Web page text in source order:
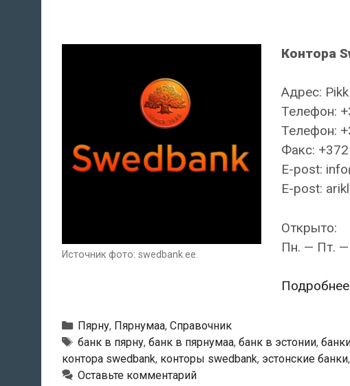
Источник фото: swedbank.ee.
Контора
Адрес:
Телефон:
Телефон:
Факс:
E-post:
E-post:
Открыто:
Пн. — Пт.
Подробнее
Рубрики
Пярну, Пярнумаа, Справочник
Тэги
банк в пярну, банк в пярнумаа, банк в эстонии,
контора swedbank, конторы swedbank, эстонские банки,
Оставьте комментарий